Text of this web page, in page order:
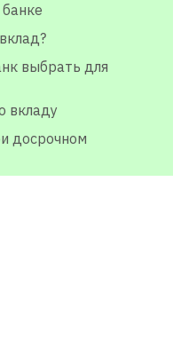
выбрать для
вкладу
досрочном